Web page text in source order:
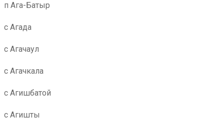
п Ага-Батыр
с Агада
с Агачаул
с Агачкала
с Агишбатой
с Агишты